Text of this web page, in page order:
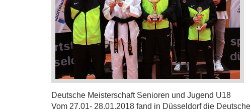
Deutsche Meisterschaft Senioren und Jugend U18
Vom 27.01- 28.01.2018 fand in Düsseldorf die Deutsche